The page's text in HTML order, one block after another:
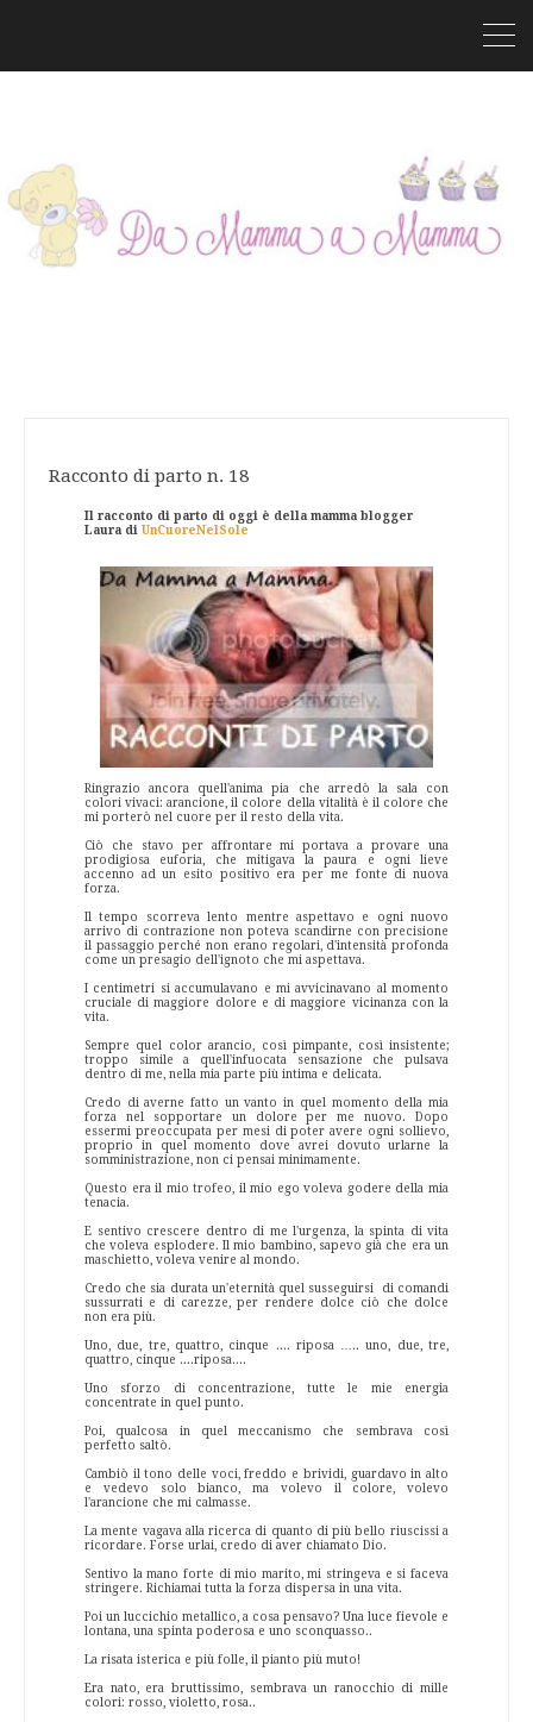
Racconto di parto n. 18
Il racconto di parto di oggi è della mamma blogger
Laura di UnCuoreNelSole
Ringrazio ancora quell'anima pia che arredò la sala con
colori vivaci: arancione, il colore della vitalità è il colore che
mi porterò nel cuore per il resto della vita.
Ciò che stavo per affrontare mi portava a provare una
prodigiosa euforia, che mitigava la paura e ogni lieve
accenno ad un esito positivo era per me fonte di nuova
forza.
Il tempo scorreva lento mentre aspettavo e ogni nuovo
arrivo di contrazione non poteva scandirne con precisione
il passaggio perché non erano regolari, d'intensità profonda
come un presagio dell'ignoto che mi aspettava.
I centimetri si accumulavano e mi avvicinavano al momento
cruciale di maggiore dolore e di maggiore vicinanza con la
vita.
Sempre quel color arancio, così pimpante, così insistente;
troppo simile a quell'infuocata sensazione che pulsava
dentro di me, nella mia parte più intima e delicata.
Credo di averne fatto un vanto in quel momento della mia
forza nel sopportare un dolore per me nuovo. Dopo
essermi preoccupata per mesi di poter avere ogni sollievo,
proprio in quel momento dove avrei dovuto urlarne la
somministrazione, non ci pensai minimamente.
Questo era il mio trofeo, il mio ego voleva godere della mia
tenacia.
E sentivo crescere dentro di me l'urgenza, la spinta di vita
che voleva esplodere. Il mio bambino, sapevo già che era un
maschietto, voleva venire al mondo.
Credo che sia durata un'eternità quel susseguirsi
di comandi
sussurrati e di carezze, per rendere dolce ciò che dolce
non era più.
Uno, due, tre, quattro, cinque .... riposa ….. uno, due, tre,
quattro, cinque ....riposa....
Uno sforzo di concentrazione, tutte le mie energia
concentrate in quel punto.
Poi, qualcosa in quel meccanismo che sembrava così
perfetto saltò.
Cambiò il tono delle voci, freddo e brividi, guardavo in alto
e vedevo solo bianco, ma volevo il colore, volevo
l'arancione che mi calmasse.
La mente vagava alla ricerca di quanto di più bello riuscissi a
ricordare. Forse urlai, credo di aver chiamato Dio.
Sentivo la mano forte di mio marito, mi stringeva e si faceva
stringere. Richiamai tutta la forza dispersa in una vita.
Poi un luccichio metallico, a cosa pensavo? Una luce fievole e
lontana, una spinta poderosa e uno sconquasso..
La risata isterica e più folle, il pianto più muto!
Era nato, era bruttissimo, sembrava un ranocchio di mille
colori: rosso, violetto, rosa..